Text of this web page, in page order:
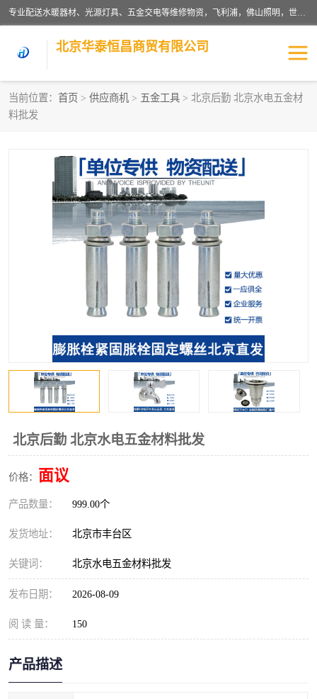
专业配送水暖器材、光源灯具、五金交电等维修物资，飞利浦，佛山照明，世达，博世，九牧，特陶等各产品涉及国内外知名品牌。公司专注与物业、学校、酒店、工厂等单位合作，提供一站式配送服务，降低客户综合成本。依托电子商务改变传统模式，以专业的团队为客户提供24H物资配送到达，货到月结、统一开票，便捷退换等服务，提高了企业的运营效率。
北京华泰恒昌商贸有限公司
当前位置： 首页 > 供应商机 > 五金工具 > 北京后勤 北京水电五金材
料批发
北京后勤 北京水电五金材料批发
价格： 面议
产品数量： 999.00个
发货地址： 北京市丰台区
关键词： 北京水电五金材料批发
发布日期： 2026-08-09
阅 读 量： 150
产品描述